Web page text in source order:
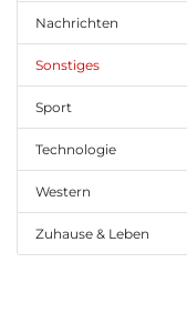
Nachrichten
Sonstiges
Sport
Technologie
Western
Zuhause & Leben